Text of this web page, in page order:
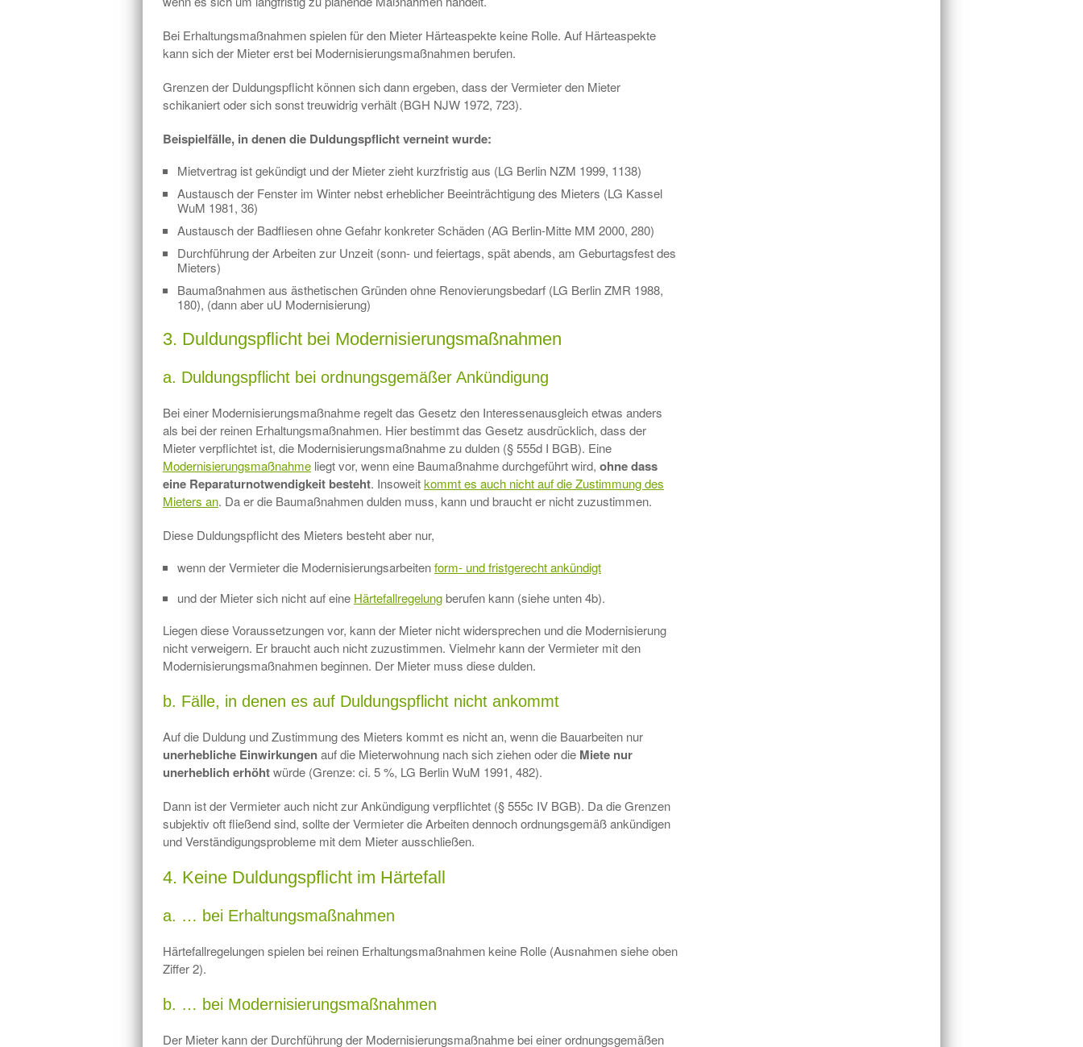
Bei Erhaltungsmaßnahmen spielen für den Mieter Härteaspekte keine Rolle. Auf Härteaspekte
kann sich der Mieter erst bei Modernisierungsmaßnahmen berufen.
Grenzen der Duldungspflicht können sich dann ergeben, dass der Vermieter den Mieter
schikaniert oder sich sonst treuwidrig verhält (BGH NJW 1972, 723).
Beispielfälle, in denen die Duldungspflicht verneint wurde:
Mietvertrag ist gekündigt und der Mieter zieht kurzfristig aus (LG Berlin NZM 1999, 1138)
Austausch der Fenster im Winter nebst erheblicher Beeinträchtigung des Mieters (LG Kassel
WuM 1981, 36)
Austausch der Badfliesen ohne Gefahr konkreter Schäden (AG Berlin-Mitte MM 2000, 280)
Durchführung der Arbeiten zur Unzeit (sonn- und feiertags, spät abends, am Geburtagsfest des
Mieters)
Baumaßnahmen aus ästhetischen Gründen ohne Renovierungsbedarf (LG Berlin ZMR 1988,
180), (dann aber uU Modernisierung)
3. Duldungspflicht bei Modernisierungsmaßnahmen
a. Duldungspflicht bei ordnungsgemäßer Ankündigung
Bei einer Modernisierungsmaßnahme regelt das Gesetz den Interessenausgleich etwas anders
als bei der reinen Erhaltungsmaßnahmen. Hier bestimmt das Gesetz ausdrücklich, dass der
Mieter verpflichtet ist, die Modernisierungsmaßnahme zu dulden (§ 555d I BGB). Eine
Modernisierungsmaßnahme liegt vor, wenn eine Baumaßnahme durchgeführt wird, ohne dass
eine Reparaturnotwendigkeit besteht. Insoweitkommt es auch nicht auf die Zustimmung des
Mieters an. Da er die Baumaßnahmen dulden muss, kann und braucht er nicht zuzustimmen.
Diese Duldungspflicht des Mieters besteht aber nur,
wenn der Vermieter die Modernisierungsarbeitenform- und fristgerecht ankündigt
und der Mieter sich nicht auf eine Härtefallregelungberufen kann (siehe unten 4b).
Liegen diese Voraussetzungen vor, kann der Mieter nicht widersprechen und die Modernisierung
nicht verweigern. Er braucht auch nicht zuzustimmen. Vielmehr kann der Vermieter mit den
Modernisierungsmaßnahmen beginnen. Der Mieter muss diese dulden.
b. Fälle, in denen es auf Duldungspflicht nicht ankommt
Auf die Duldung und Zustimmung des Mieters kommt es nicht an, wenn die Bauarbeiten nur
unerhebliche Einwirkungenauf die Mieterwohnung nach sich ziehen oder die Miete nur
unerheblich erhöhtwürde (Grenze: ci. 5 %, LG Berlin WuM 1991, 482).
Dann ist der Vermieter auch nicht zur Ankündigung verpflichtet (§ 555c IV BGB). Da die Grenzen
subjektiv oft fließend sind, sollte der Vermieter die Arbeiten dennoch ordnungsgemäß ankündigen
und Verständigungsprobleme mit dem Mieter ausschließen.
4. Keine Duldungspflicht im Härtefall
a. … bei Erhaltungsmaßnahmen
Härtefallregelungen spielen bei reinen Erhaltungsmaßnahmen keine Rolle (Ausnahmen siehe oben
Ziffer 2).
b. … bei Modernisierungsmaßnahmen
Der Mieter kann der Durchführung der Modernisierungsmaßnahme bei einer ordnungsgemäßen